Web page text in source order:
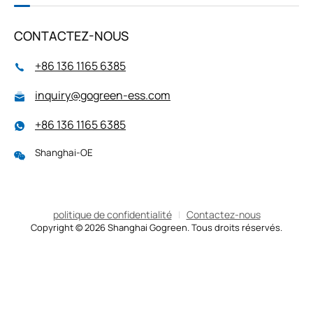
CONTACTEZ-NOUS
+86 136 1165 6385
inquiry@gogreen-ess.com
+86 136 1165 6385
Shanghai-OE
Copyright © 2026 Shanghai Gogreen. Tous droits réservés.
politique de confidentialité Contactez-nous